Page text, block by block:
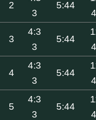
2
3
5:44
3
4:3
3
5:44
4
4:3
3
5:44
5
4:3
3
5:44